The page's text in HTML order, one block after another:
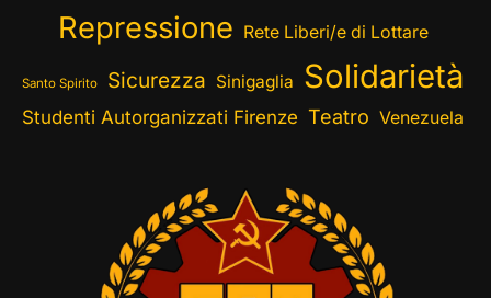
Repressione Rete Liberi/e di Lottare
Santo Spirito Sicurezza Sinigaglia Solidarietà
Studenti Autorganizzati Firenze Teatro Venezuela